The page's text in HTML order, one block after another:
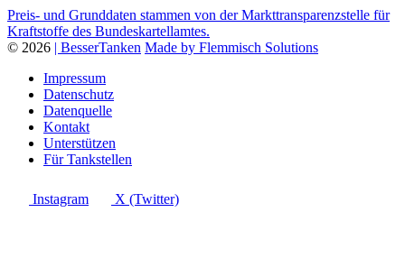
Preis- und Grunddaten stammen von der Markttransparenzstelle für
Kraftstoffe des Bundeskartellamtes.
© 2026 | BesserTanken Made by Flemmisch Solutions
Impressum
Datenschutz
Datenquelle
Kontakt
Unterstützen
Für Tankstellen
Instagram X (Twitter)